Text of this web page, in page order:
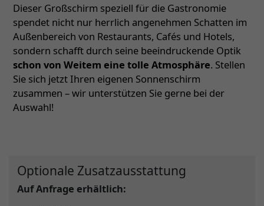
Dieser Großschirm speziell für die Gastronomie
spendet nicht nur herrlich angenehmen Schatten im
Außenbereich von Restaurants, Cafés und Hotels,
sondern schafft durch seine beeindruckende Optik
schon von Weitem eine tolle Atmosphäre. Stellen
Sie sich jetzt Ihren eigenen Sonnenschirm
zusammen – wir unterstützen Sie gerne bei der
Auswahl!
Optionale Zusatzausstattung
Auf Anfrage erhältlich: